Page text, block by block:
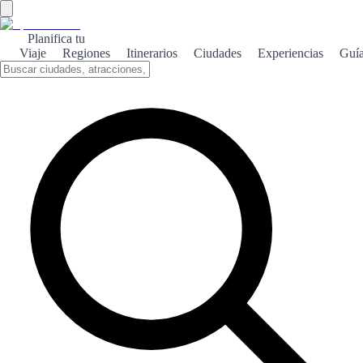
Planifica tu
Viaje
Regiones Itinerarios Ciudades Experiencias
Carcabuey es un encantador pueblo andaluz rodeado de montañas,
ideal para los amantes de la naturaleza y el senderismo.
Sobre el tema
Ubicado en la provincia de Córdoba, Carcabuey es un destino que
combina historia y naturaleza. Sus paisajes serranos ofrecen rutas de
senderismo que permiten explorar la belleza del Parque Natural de
las Sierras Subbéticas. El pueblo destaca por su patrimonio cultural,
con monumentos como el castillo y la iglesia de San Juan Bautista.
Además, la gastronomía local, rica en sabores tradicionales, es un
atractivo que no te puedes perder. Visitar Carcabuey es una